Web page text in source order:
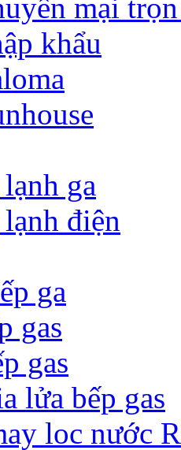
mại
khẩu
ga
điện
ga
gas
gas
lửa bếp gas
loc nước